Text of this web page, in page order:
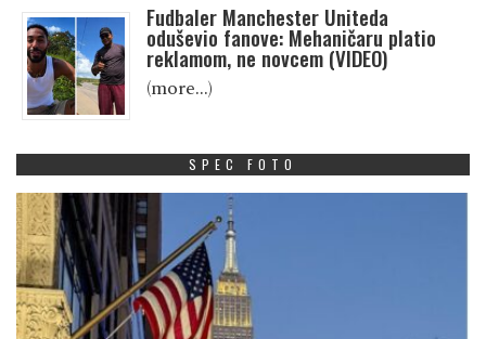
Fudbaler Manchester Uniteda
oduševio fanove: Mehaničaru platio
reklamom, ne novcem (VIDEO)
(more…)
SPEC FOTO